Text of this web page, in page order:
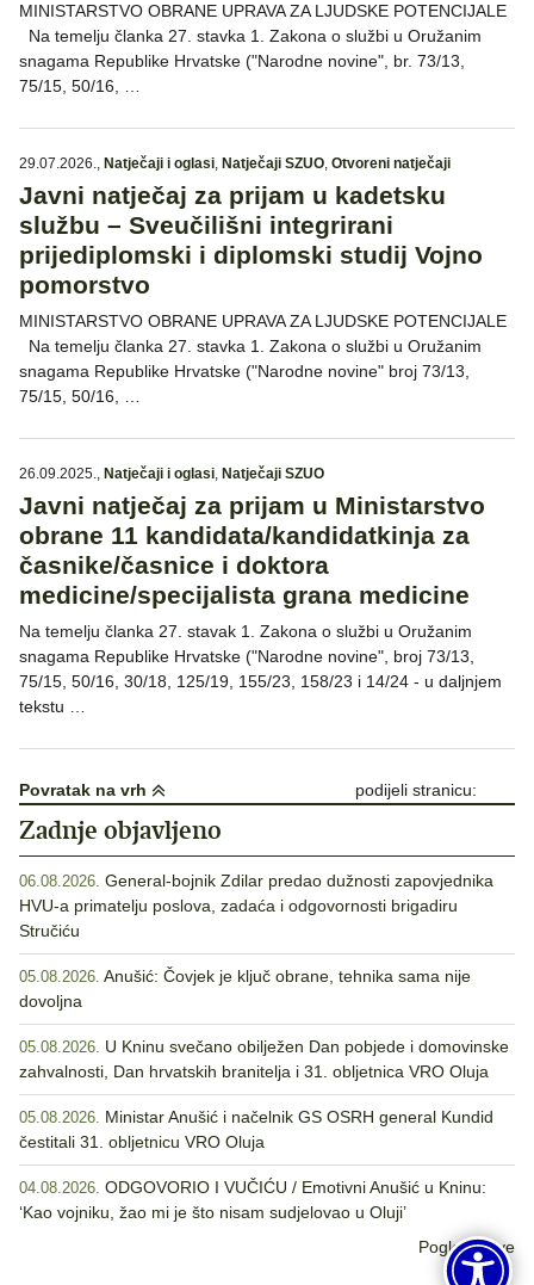
MINISTARSTVO OBRANE UPRAVA ZA LJUDSKE POTENCIJALE
Na temelju članka 27. stavka 1. Zakona o službi u Oružanim
snagama Republike Hrvatske ("Narodne novine", br. 73/13,
75/15, 50/16, …
29.07.2026., Natječaji i oglasi, Natječaji SZUO, Otvoreni natječaji
Javni natječaj za prijam u kadetsku
službu – Sveučilišni integrirani
prijediplomski i diplomski studij Vojno
pomorstvo
MINISTARSTVO OBRANE UPRAVA ZA LJUDSKE POTENCIJALE
Na temelju članka 27. stavka 1. Zakona o službi u Oružanim
snagama Republike Hrvatske ("Narodne novine" broj 73/13,
75/15, 50/16, …
26.09.2025., Natječaji i oglasi, Natječaji SZUO
Javni natječaj za prijam u Ministarstvo
obrane 11 kandidata/kandidatkinja za
časnike/časnice i doktora
medicine/specijalista grana medicine
Na temelju članka 27. stavak 1. Zakona o službi u Oružanim
snagama Republike Hrvatske ("Narodne novine", broj 73/13,
75/15, 50/16, 30/18, 125/19, 155/23, 158/23 i 14/24 - u daljnjem
tekstu …
Povratak na vrh podijeli stranicu:
Zadnje objavljeno
06.08.2026. General-bojnik Zdilar predao dužnosti zapovjednika
HVU-a primatelju poslova, zadaća i odgovornosti brigadiru
Stručiću
05.08.2026. Anušić: Čovjek je ključ obrane, tehnika sama nije
dovoljna
05.08.2026. U Kninu svečano obilježen Dan pobjede i domovinske
zahvalnosti, Dan hrvatskih branitelja i 31. obljetnica VRO Oluja
05.08.2026. Ministar Anušić i načelnik GS OSRH general Kundid
čestitali 31. obljetnicu VRO Oluja
04.08.2026. ODGOVORIO I VUČIĆU / Emotivni Anušić u Kninu:
‘Kao vojniku, žao mi je što nisam sudjelovao u Oluji’
Pogledaj sve